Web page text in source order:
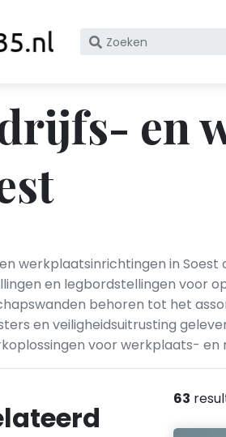
Zoek
KvK
nummeren
werkplaatsinrichtingen in
en legbordstellingen voor
behoren tot het
en veiligheidsuitrusting
voor werkplaats-
63